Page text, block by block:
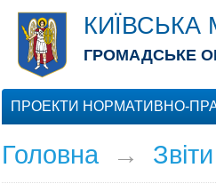
КИЇВСЬКА
ГРОМАДСЬКЕ
ПРОЕКТИ НОРМАТИВНО-
Головна→ Звіти